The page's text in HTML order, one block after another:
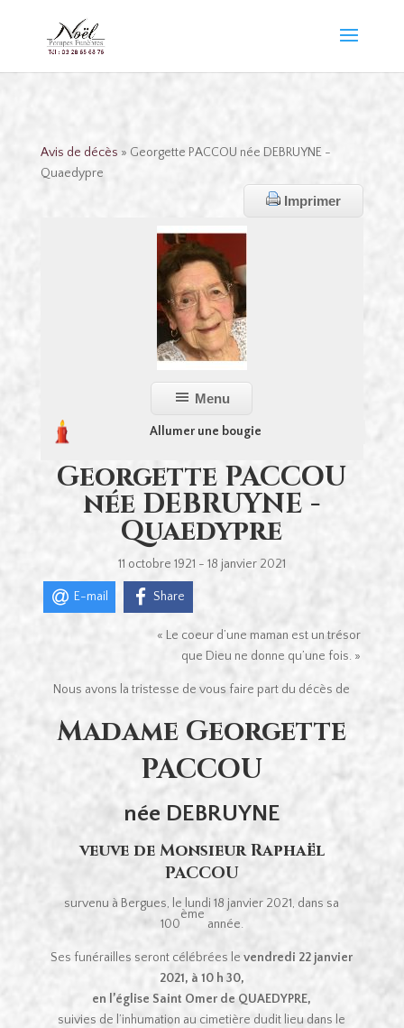
Avis de décès » Georgette PACCOU née DEBRUYNE -
Quaedypre
Imprimer
Menu
Allumer une bougie
Georgette PACCOU
née DEBRUYNE -
Quaedypre
11 octobre 1921 - 18 janvier 2021
E-mail Share
« Le coeur d’une maman est un trésor
que Dieu ne donne qu’une fois. »
Nous avons la tristesse de vous faire part du décès de
Madame Georgette
PACCOU
née DEBRUYNE
veuve de Monsieur Raphaël
PACCOU
survenu à Bergues, le lundi 18 janvier 2021, dans sa
100
ème
année.
Ses funérailles seront célébrées levendredi 22 janvier
2021, à 10 h 30,
en l’église Saint Omer de QUAEDYPRE,
suivies de l’inhumation au cimetière dudit lieu dans le